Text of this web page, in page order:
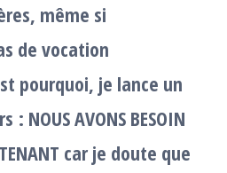
même si
de vocation
pourquoi, je lance un
NOUS AVONS BESOIN
car je doute que